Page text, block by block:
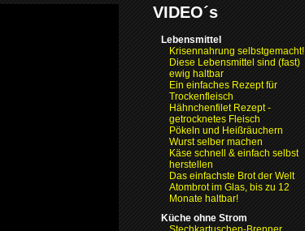
VIDEO´s
Lebensmittel
Krisennahrung selbstgemacht!
Diese Lebensmittel sind (fast)
ewig haltbar
Ein einfaches Rezept für
Trockenfleisch
Hähnchenfilet Rezept -
getrocknetes Fleisch
Pökeln und Heißräuchern
Wurst selber machen
Käse schnell & einfach selbst
herstellen
Das einfachste Brot der Welt
Atombrot im Glas, bis zu 12
Monate haltbar!
Küche ohne Strom